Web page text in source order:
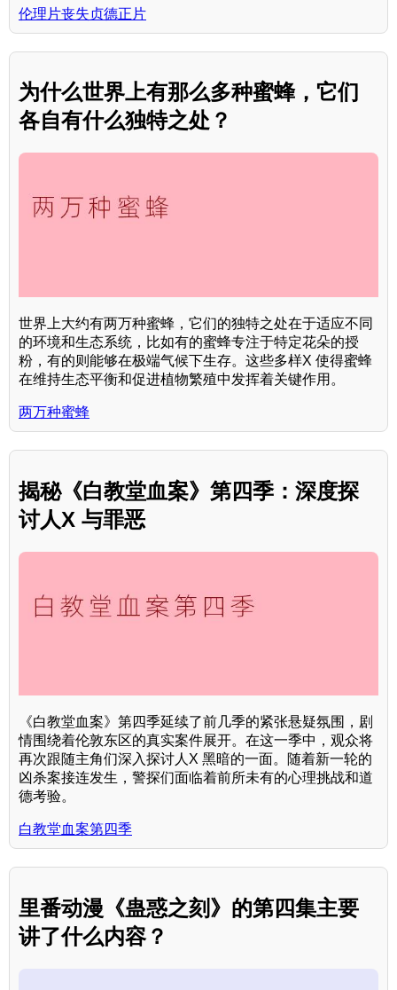
伦理片丧失贞德正片
为什么世界上有那么多种蜜蜂，它们
各自有什么独特之处？
世界上大约有两万种蜜蜂，它们的独特之处在于适应不同
的环境和生态系统，比如有的蜜蜂专注于特定花朵的授
粉，有的则能够在极端气候下生存。这些多样X 使得蜜蜂
在维持生态平衡和促进植物繁殖中发挥着关键作用。
两万种蜜蜂
揭秘《白教堂血案》第四季：深度探
讨人X 与罪恶
《白教堂血案》第四季延续了前几季的紧张悬疑氛围，剧
情围绕着伦敦东区的真实案件展开。在这一季中，观众将
再次跟随主角们深入探讨人X 黑暗的一面。随着新一轮的
凶杀案接连发生，警探们面临着前所未有的心理挑战和道
德考验。
白教堂血案第四季
里番动漫《蛊惑之刻》的第四集主要
讲了什么内容？